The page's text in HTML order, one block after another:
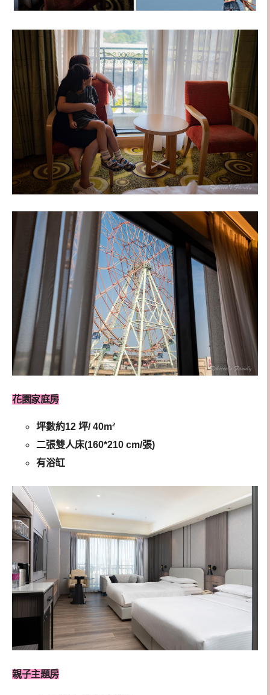
花園家庭房
坪數約12 坪/ 40m²
二張雙人床(160*210 cm/張)
有浴缸
親子主題房